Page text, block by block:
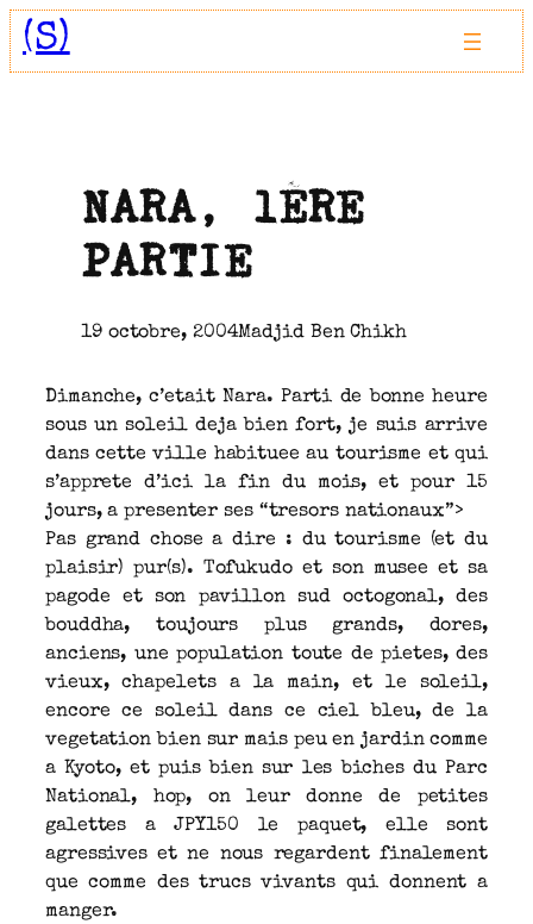
Aller
au(S)
NARA, 1ÈRE
PARTIE
19 octobre, 2004Madjid Ben Chikh
Dimanche, c’etait Nara. Parti de bonne heure
sous un soleil deja bien fort, je suis arrive
dans cette ville habituee au tourisme et qui
s’apprete d’ici la fin du mois, et pour 15
jours, a presenter ses “tresors nationaux”>
Pas grand chose a dire : du tourisme (et du
plaisir) pur(s). Tofukudo et son musee et sa
pagode et son pavillon sud octogonal, des
bouddha, toujours plus grands, dores,
anciens, une population toute de pietes, des
vieux, chapelets a la main, et le soleil,
encore ce soleil dans ce ciel bleu, de la
vegetation bien sur mais peu en jardin comme
a Kyoto, et puis bien sur les biches du Parc
National, hop, on leur donne de petites
galettes a JPY150 le paquet, elle sont
agressives et ne nous regardent finalement
que comme des trucs vivants qui donnent a
manger.